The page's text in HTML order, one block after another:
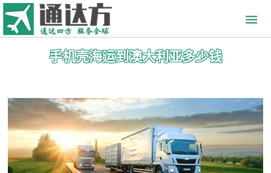
手机壳海运到澳大利亚多少钱